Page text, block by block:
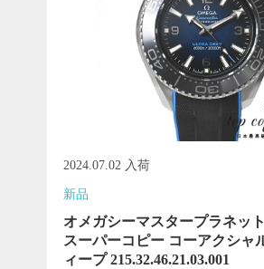
2024.07.02 入荷
新品
オメガシーマスタープラネッ
スーパーコピー コーアクシャ
ィープ 215.32.46.21.03.001